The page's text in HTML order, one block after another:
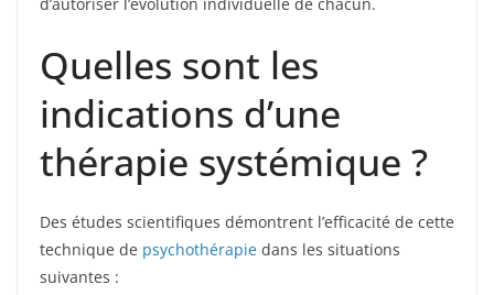
Quelles sont les
indications d’une
thérapie systémique ?
Des études scientifiques démontrent l’efficacité de cette
technique de psychothérapie dans les situations
suivantes :